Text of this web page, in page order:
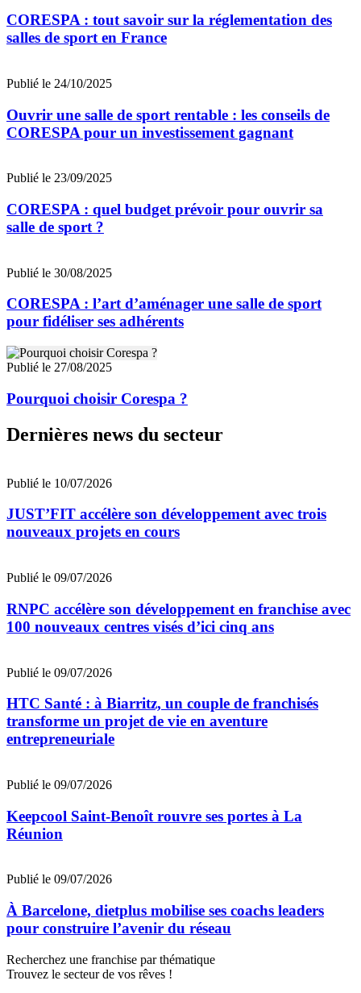
CORESPA : tout savoir sur la réglementation des
salles de sport en France
Publié le 24/10/2025
Ouvrir une salle de sport rentable : les conseils de
CORESPA pour un investissement gagnant
Publié le 23/09/2025
CORESPA : quel budget prévoir pour ouvrir sa
salle de sport ?
Publié le 30/08/2025
CORESPA : l’art d’aménager une salle de sport
pour fidéliser ses adhérents
Publié le 27/08/2025
Pourquoi choisir Corespa ?
Dernières news du secteur
Publié le 10/07/2026
JUST’FIT accélère son développement avec trois
nouveaux projets en cours
Publié le 09/07/2026
RNPC accélère son développement en franchise avec
100 nouveaux centres visés d’ici cinq ans
Publié le 09/07/2026
HTC Santé : à Biarritz, un couple de franchisés
transforme un projet de vie en aventure
entrepreneuriale
Publié le 09/07/2026
Keepcool Saint-Benoît rouvre ses portes à La
Réunion
Publié le 09/07/2026
À Barcelone, dietplus mobilise ses coachs leaders
pour construire l’avenir du réseau
Recherchez une franchise par thématique
Trouvez le secteur de vos rêves !